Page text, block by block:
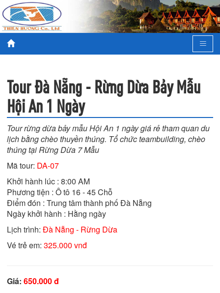
Tour Đà Nẵng - Rừng Dừa Bảy Mẫu
Hội An 1 Ngày
Tour rừng dừa bảy mẫu Hội An 1 ngày giá rẻ tham quan du
lịch bằng chèo thuyền thúng. Tổ chức teambuilding, chèo
thúng tại Rừng Dừa 7 Mẫu
Mã tour: DA-07
Khởi hành lúc : 8:00 AM
Phương tiện : Ô tô 16 - 45 Chỗ
Điểm đón : Trung tâm thành phố Đà Nẵng
Ngày khởi hành : Hằng ngày
Lịch trình: Đà Nẵng - Rừng Dừa
Vé trẻ em: 325.000 vnđ
Giá: 650.000 đ